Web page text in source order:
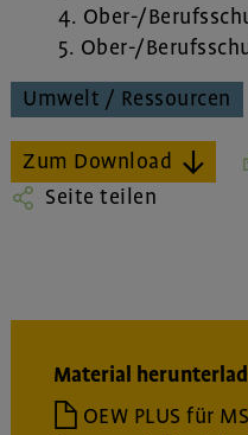
4. Ober-/
5. Ober-/
Umwelt / Ressourcen
Zum Download
Seite teilen
Material
OEW PLUS für